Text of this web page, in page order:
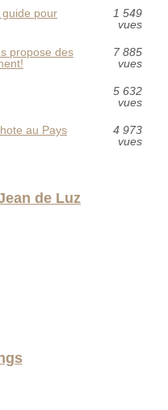
pour
1 549
vues
propose des
7 885
vues
5 632
vues
au Pays
4 973
vues
de Luz